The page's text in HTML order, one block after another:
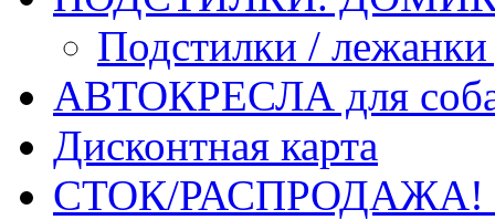
Подстилки / лежанки
АВТОКРЕСЛА для
Дисконтная карта
СТОК/